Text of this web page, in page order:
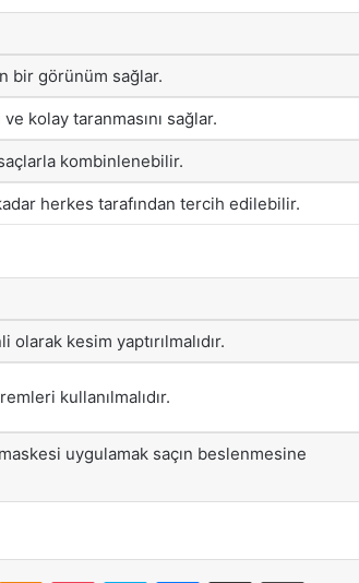
bir görünüm sağlar.
ve kolay taranmasını sağlar.
saçlarla kombinlenebilir.
herkes tarafından tercih edilebilir.
olarak kesim yaptırılmalıdır.
kullanılmalıdır.
uygulamak saçın beslenmesine